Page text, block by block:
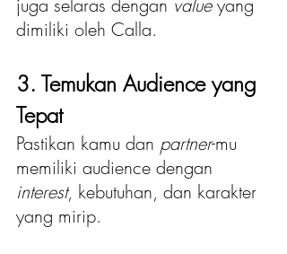
juga selaras dengan value yang
dimiliki oleh Calla.
3. Temukan Audience yang
Tepat
Pastikan kamu dan partner-mu
memiliki audience dengan
interest, kebutuhan, dan karakter
yang mirip.